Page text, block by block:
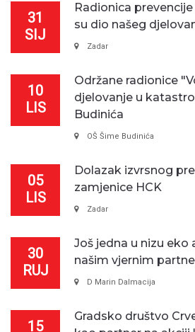
31
SIJ
Radionica
su dio našeg
Zadar
10
LIS
Održane radionice
djelovanje u
Budinića
OŠ Šime Budinića
05
LIS
Dolazak izvrsnog
zamjenice HCK
Zadar
30
RUJ
Još jedna u nizu eko
našim vjernim
D Marin Dalmacija
15
Gradsko društvo